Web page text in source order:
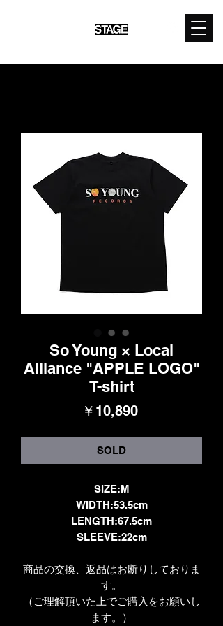
So Young × Local
Alliance "APPLE LOGO"
T-shirt
￥10,890価
SOLD
SIZE:M
WIDTH:53.5cm
LENGTH:67.5cm
SLEEVE:22cm
商品の交換、返品はお断りしておりま
す。
（ご理解頂いた上でご購入をお願いし
ます。）